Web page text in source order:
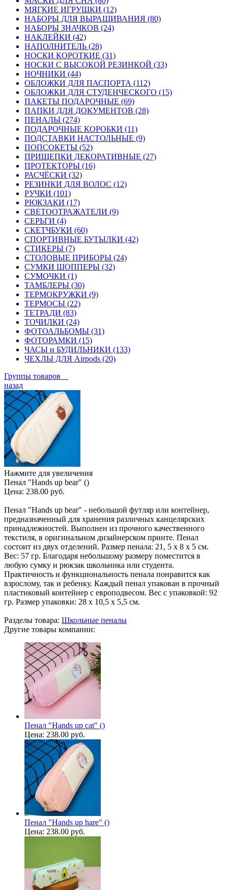
МЯГКИЕ ИГРУШКИ (12)
НАБОРЫ ДЛЯ ВЫРАЩИВАНИЯ (80)
НАБОРЫ ЗНАЧКОВ (24)
НАКЛЕЙКИ (42)
НАПОЛНИТЕЛЬ (28)
НОСКИ КОРОТКИЕ (31)
НОСКИ С ВЫСОКОЙ РЕЗИНКОЙ (33)
НОЧНИКИ (44)
ОБЛОЖКИ ДЛЯ ПАСПОРТА (112)
ОБЛОЖКИ ДЛЯ СТУДЕНЧЕСКОГО (15)
ПАКЕТЫ ПОДАРОЧНЫЕ (69)
ПАПКИ ДЛЯ ДОКУМЕНТОВ (28)
ПЕНАЛЫ (274)
ПОДАРОЧНЫЕ КОРОБКИ (11)
ПОДСТАВКИ НАСТОЛЬНЫЕ (9)
ПОПСОКЕТЫ (52)
ПРИЩЕПКИ ДЕКОРАТИВНЫЕ (27)
ПРОТЕКТОРЫ (16)
РАСЧЁСКИ (32)
РЕЗИНКИ ДЛЯ ВОЛОС (12)
РУЧКИ (101)
РЮКЗАКИ (17)
СВЕТООТРАЖАТЕЛИ (9)
СЕРЬГИ (4)
СКЕТЧБУКИ (60)
СПОРТИВНЫЕ БУТЫЛКИ (42)
СТИКЕРЫ (7)
СТОЛОВЫЕ ПРИБОРЫ (24)
СУМКИ ШОППЕРЫ (32)
СУМОЧКИ (1)
ТАМБЛЕРЫ (30)
ТЕРМОКРУЖКИ (9)
ТЕРМОСЫ (22)
ТЕТРАДИ (83)
ТОЧИЛКИ (24)
ФОТОАЛЬБОМЫ (31)
ФОТОРАМКИ (15)
ЧАСЫ и БУДИЛЬНИКИ (133)
ЧЕХЛЫ ДЛЯ Airpods (20)
Группы товаров
назад
Нажмите для увеличения
Пенал "Hands up bear" ()
Цена: 238.00 руб.
Пенал "Hands up bear" - небольшой футляр или контейнер,
предназначенный для хранения различных канцелярских
принадлежностей. Выполнен из прочного качественного
текстиля, в оригинальном дизайнерском принте. Пенал
состоит из двух отделений. Размер пенала: 21, 5 х 8 х 5 см.
Вес: 57 гр. Благодаря небольшому размеру поместится в
любую сумку и рюкзак школьника или студента.
Практичность и функциональность пенала понравится как
взрослому, так и ребенку. Каждый пенал упакован в прочный
пластиковый контейнер с европодвесом. Вес с упаковкой: 92
гр. Размер упаковки: 28 х 10,5 х 5,5 см.
Разделы товара: Школьные пеналы
Другие товары компании:
Пенал "Hands up cat" ()
Цена: 238.00 руб.
Пенал "Hands up hare" ()
Цена: 238.00 руб.